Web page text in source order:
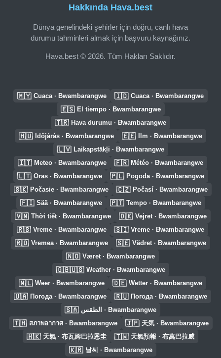
Hakkında Hava.best
Dünya genelindeki şehirler için doğru, canlı hava
durumu tahminleri almak için başvuru kaynağınız.
Hava.best © 2026. Tüm Hakları Saklıdır.
🇲🇾 Cuaca · Bwambarangwe 🇮🇩 Cuaca · Bwambarangwe
🇪🇸 El tiempo · Bwambarangwe
🇹🇷 Hava durumu · Bwambarangwe
🇭🇺 Időjárás · Bwambarangwe 🇪🇪 Ilm · Bwambarangwe
🇱🇻 Laikapstākļi · Bwambarangwe
🇮🇹 Meteo · Bwambarangwe 🇫🇷 Météo · Bwambarangwe
🇱🇹 Oras · Bwambarangwe 🇵🇱 Pogoda · Bwambarangwe
🇸🇰 Počasie · Bwambarangwe 🇨🇿 Počasí · Bwambarangwe
🇫🇮 Sää · Bwambarangwe 🇵🇹 Tempo · Bwambarangwe
🇻🇳 Thời tiết · Bwambarangwe 🇩🇰 Vejret · Bwambarangwe
🇷🇸 Vreme · Bwambarangwe 🇸🇮 Vreme · Bwambarangwe
🇷🇴 Vremea · Bwambarangwe 🇸🇪 Vädret · Bwambarangwe
🇳🇴 Været · Bwambarangwe
🇬🇧🇺🇸 Weather · Bwambarangwe
🇳🇱 Weer · Bwambarangwe 🇩🇪 Wetter · Bwambarangwe
🇺🇦 Погода · Bwambarangwe 🇷🇺 Погода · Bwambarangwe
🇸🇦 الطقس · Bwambarangwe
🇹🇭 สภาพอากาศ · Bwambarangwe 🇯🇵 天気 · Bwambarangwe
🇭🇰 天氣 · 布瓦姆巴拉恩圭 🇹🇼 天氣預報 · 布萬巴拉威
🇰🇷 날씨 · Bwambarangwe